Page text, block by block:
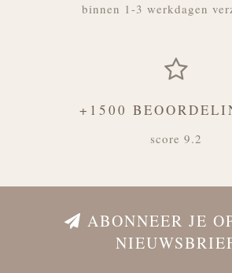
binnen 1-3 werkdagen
+1500
score 9.2
ABONNEER JE